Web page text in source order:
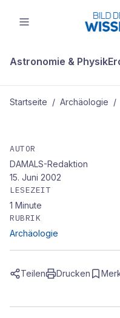
Astronomie & Physik
Startseite / Archäologie /
Forscher
der Sintflut
AUTOR
DAMALS-Redaktion
15. Juni 2002
LESEZEIT
1 Minute
RUBRIK
Archäologie
Teilen Drucken